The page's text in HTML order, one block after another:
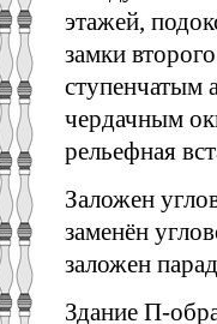
этажей,
замки
ступенчатым
чердачным
рельефная
Заложен
заменён
заложен
Здание П-